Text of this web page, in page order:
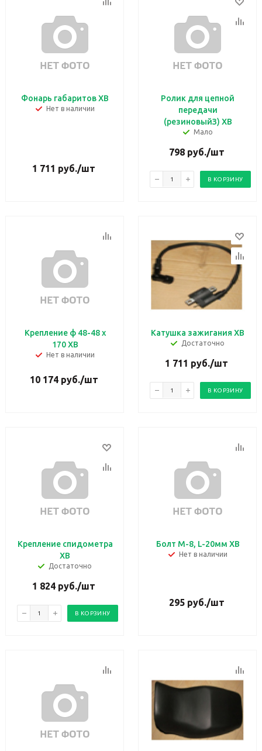
Фонарь габаритов ХВ
Нет в наличии
1 711 руб./шт
Ролик для цепной
передачи
(резиновыйЗ) ХВ
Мало
798руб./шт
В КОРЗИНУ
Крепление ф 48-48 х
170 ХВ
Нет в наличии
10 174руб./шт
Катушка зажигания ХВ
Достаточно
1 711 руб./шт
В КОРЗИНУ
Крепление спидометра
ХВ
Достаточно
1 824 руб./шт
В КОРЗИНУ
Болт М-8, L-20мм ХВ
Нет в наличии
295руб./шт